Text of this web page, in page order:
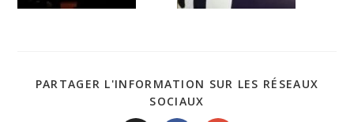
PARTAGER L'INFORMATION SUR LES RÉSEAUX
SOCIAUX